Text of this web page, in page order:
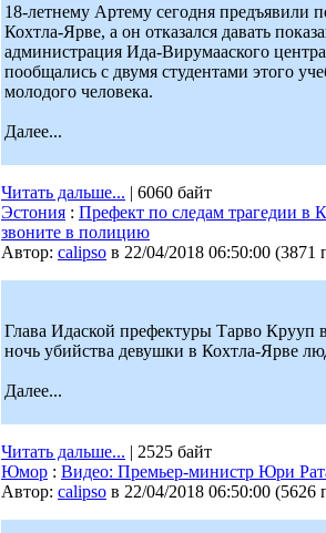
18-летнему Артему сегодня предъявили
Кохтла-Ярве, а он отказался давать
администрация Ида-Вирумааского
пообщались с двумя студентами этого
молодого человека.
Далее...
Читать дальше... | 6060 байт
Эстония : Префект по следам трагедии в
звоните в полицию
Автор: calipso в 22/04/2018 06:50:00 (3871
Глава Идаской префектуры Тарво Крууп
ночь убийства девушки в Кохтла-Ярве
Далее...
Читать дальше... | 2525 байт
Юмор : Видео: Премьер-министр Юри
Автор: calipso в 22/04/2018 06:50:00 (5626